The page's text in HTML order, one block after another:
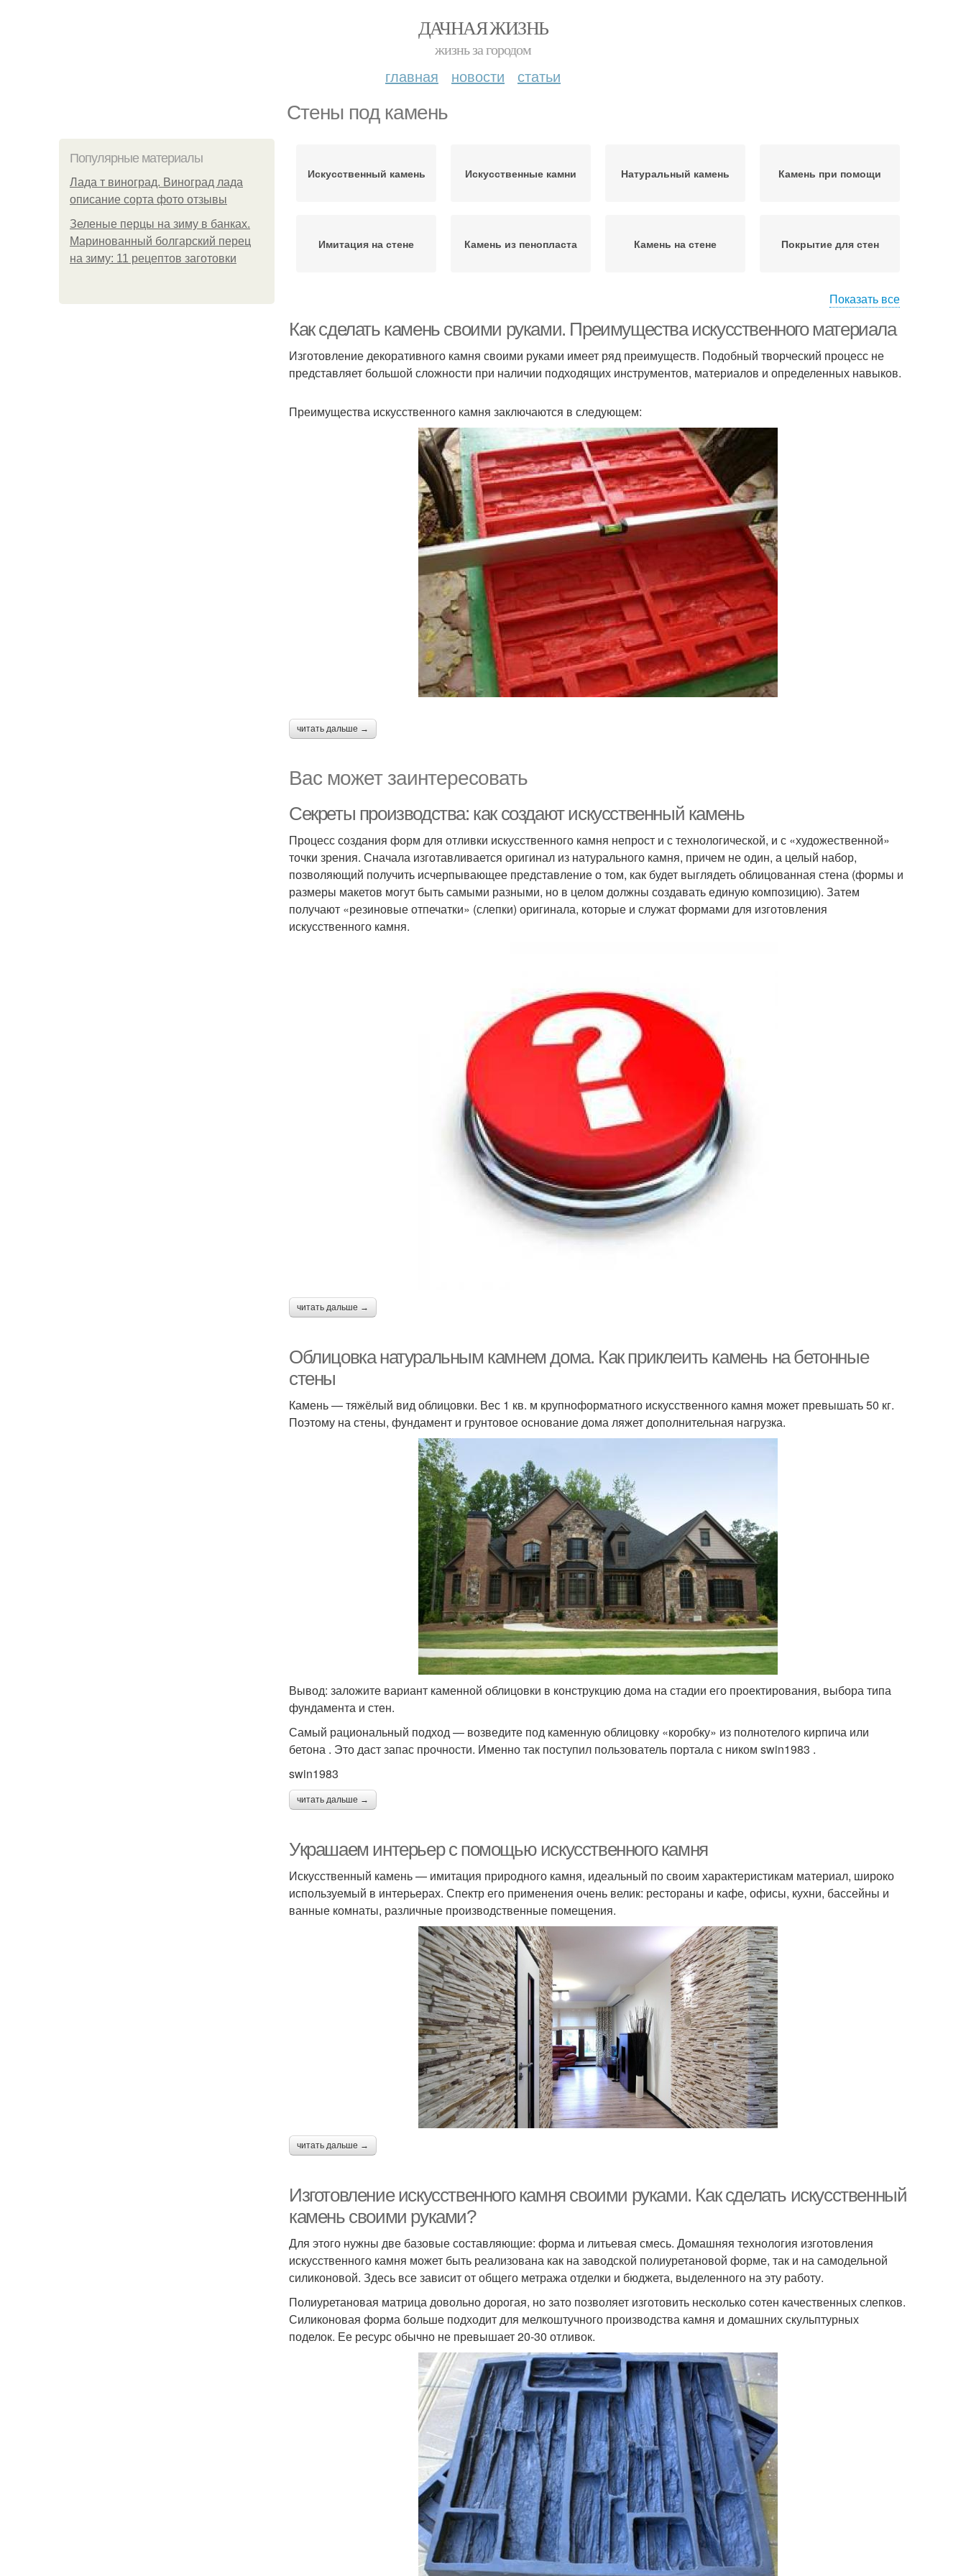
ДАЧНАЯ ЖИЗНЬ
жизнь за городом
главная новости статьи
Стены под камень
Популярные материалы
Лада т виноград. Виноград лада
описание сорта фото отзывы
Зеленые перцы на зиму в банках.
Маринованный болгарский перец
на зиму: 11 рецептов заготовки
Искусственный камень Искусственные камни Натуральный камень Камень при помощи
Имитация на стене Камень из пенопласта Камень на стене Покрытие для стен
Показать все
Как сделать камень своими руками. Преимущества искусственного материала
Изготовление декоративного камня своими руками имеет ряд преимуществ. Подобный творческий процесс не
представляет большой сложности при наличии подходящих инструментов, материалов и определенных навыков.
Преимущества искусственного камня заключаются в следующем:
читать дальше →
Вас может заинтересовать
Секреты производства: как создают искусственный камень
Процесс создания форм для отливки искусственного камня непрост и с технологической, и с «художественной»
точки зрения. Сначала изготавливается оригинал из натурального камня, причем не один, а целый набор,
позволяющий получить исчерпывающее представление о том, как будет выглядеть облицованная стена (формы и
размеры макетов могут быть самыми разными, но в целом должны создавать единую композицию). Затем
получают «резиновые отпечатки» (слепки) оригинала, которые и служат формами для изготовления
искусственного камня.
читать дальше →
Облицовка натуральным камнем дома. Как приклеить камень на бетонные
стены
Камень — тяжёлый вид облицовки. Вес 1 кв. м крупноформатного искусственного камня может превышать 50 кг.
Поэтому на стены, фундамент и грунтовое основание дома ляжет дополнительная нагрузка.
Вывод: заложите вариант каменной облицовки в конструкцию дома на стадии его проектирования, выбора типа
фундамента и стен.
Самый рациональный подход — возведите под каменную облицовку «коробку» из полнотелого кирпича или
бетона . Это даст запас прочности. Именно так поступил пользователь портала с ником swin1983 .
swin1983
читать дальше →
Украшаем интерьер с помощью искусственного камня
Искусственный камень — имитация природного камня, идеальный по своим характеристикам материал, широко
используемый в интерьерах. Спектр его применения очень велик: рестораны и кафе, офисы, кухни, бассейны и
ванные комнаты, различные производственные помещения.
читать дальше →
Изготовление искусственного камня своими руками. Как сделать искусственный
камень своими руками?
Для этого нужны две базовые составляющие: форма и литьевая смесь. Домашняя технология изготовления
искусственного камня может быть реализована как на заводской полиуретановой форме, так и на самодельной
силиконовой. Здесь все зависит от общего метража отделки и бюджета, выделенного на эту работу.
Полиуретановая матрица довольно дорогая, но зато позволяет изготовить несколько сотен качественных слепков.
Силиконовая форма больше подходит для мелкоштучного производства камня и домашних скульптурных
поделок. Ее ресурс обычно не превышает 20-30 отливок.